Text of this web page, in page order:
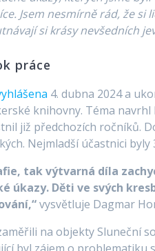
Jsem nesmírně rád, že
si krásy nevšedních
práce
4. dubna 2024 a
knihovny. Téma navrhl
již předchozích ročníků.
Nejmladší účastnici byly
tak výtvarná díla
úkazy. Děti ve svých
vysvětluje Dagmar
na objekty Sluneční